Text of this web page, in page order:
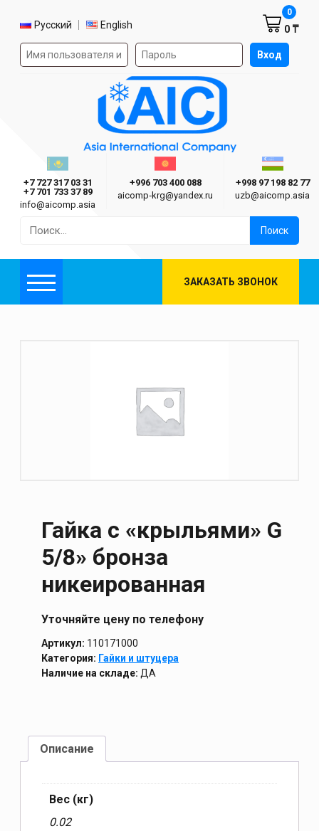
Выбор языка
Русский English
Форма авторизации на сайте Вход
0 ₸
0
Asia International Company
Казахстан г. Алматы
+7 727 317 03 31
+7 701 733 37 89
info@aicomp.asia
Киргизия г. Бишкек
+996 703 400 088
aicomp‑krg@yandex.ru
+998 97 198 82 77
uzb@aicomp.asia
Меню ЗАКАЗАТЬ ЗВОНОК
Гайка с «крыльями» G
5/8» бронза
никеированная
Уточняйте цену по телефону
Артикул: 110171000
Категория: Гайки и штуцера
Наличие на складе: ДА
Описание
Вес (кг)
0.02